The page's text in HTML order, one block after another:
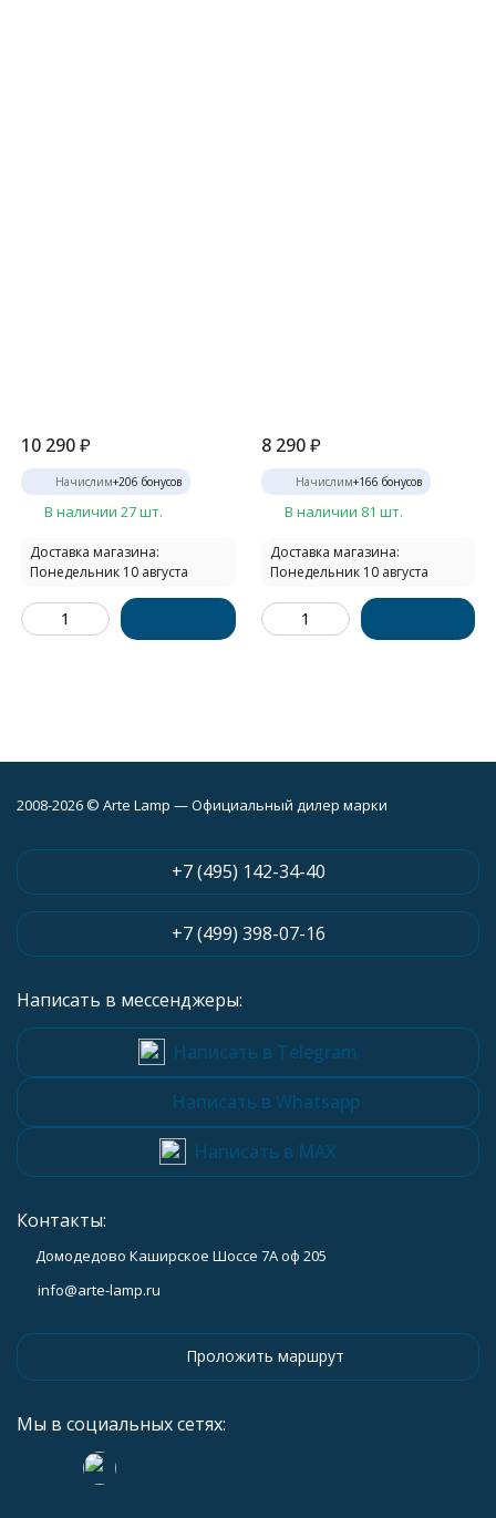
10 290₽
Начислим+206 бонусов
В наличии 27 шт.
Доставка магазина:
Понедельник 10 августа
8 290 ₽
Начислим+166 бонусов
В наличии 81 шт.
Доставка магазина:
Понедельник 10 августа
2008-2026 © Arte Lamp — Официальный дилер марки
+7 (495) 142-34-40
+7 (499) 398-07-16
Написать в мессенджеры:
Написать в Telegram
Написать в Whatsapp
Написать в MAX
Контакты:
Домодедово Каширское Шоссе 7А оф 205
info@arte-lamp.ru
Проложить маршрут
Мы в социальных сетях: